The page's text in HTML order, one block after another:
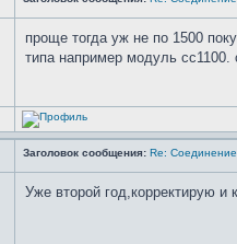
проще тогда уж не по 1500
типа например модуль сс1100.
Заголовок сообщения: Re:
Уже второй год,корректирую и